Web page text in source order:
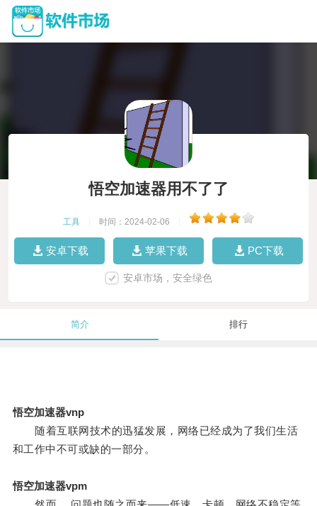
悟空加速器用不了了
工具 时间：2024-02-06
安卓下载 苹果下载 PC下载
安卓市场，安全绿色
简介 排行
悟空加速器vnp
随着互联网技术的迅猛发展，网络已经成为了我们生活
和工作中不可或缺的一部分。
悟空加速器vpm